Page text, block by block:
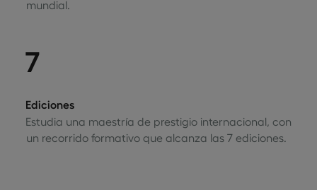
mundial.
7
Ediciones
Estudia una maestría de prestigio internacional, con
un recorrido formativo que alcanza las 7 ediciones.